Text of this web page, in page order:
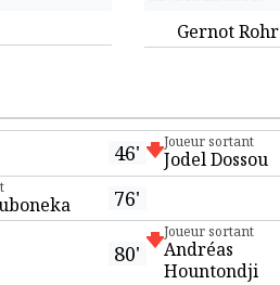
Gernot Rohr
46' Joueur sortant
Jodel Dossou
76'
80'
Joueur sortant
Andréas
Hountondji